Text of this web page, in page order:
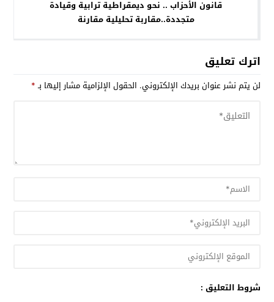
قانون الأحزاب .. نحو ديمقراطية ترابية وقيادة
متجددة..مقاربة تحليلية مقارنة
اترك تعليق
لن يتم نشر عنوان بريدك الإلكتروني. الحقول الإلزامية مشار إليها بـ*
شروط التعليق :